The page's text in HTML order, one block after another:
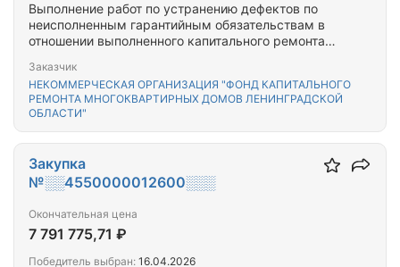
Выполнение работ по устранению дефектов по
неисполненным гарантийным обязательствам в
отношении выполненного капитального ремонта
ов), расположенного(-ых) по адресу:
Ленинградская область, Выборгский р-н, г. Выборг,
просп. Ленина, д. 20, лит.1,2,3 (объект культурного
наследия регионального значения «Жилой и
торговый дом акционерного…
Заказчик
НЕКОММЕРЧЕСКАЯ ОРГАНИЗАЦИЯ "ФОНД КАПИТАЛЬНОГО
РЕМОНТА МНОГОКВАРТИРНЫХ ДОМОВ ЛЕНИНГРАДСКОЙ
ОБЛАСТИ"
Закупка
№░░4550000012600░░░
Окончательная цена
7 791 775,71 ₽
Победитель выбран: 16.04.2026